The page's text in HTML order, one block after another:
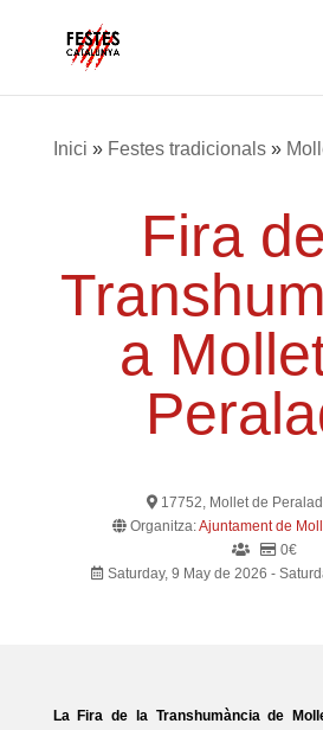
Inici » Festes tradicionals»
Fira
a
17752, Mollet de
Organitza:Ajuntament de
0€
Saturday, 9 May de 2026 -
La Fira de la Transhumància de